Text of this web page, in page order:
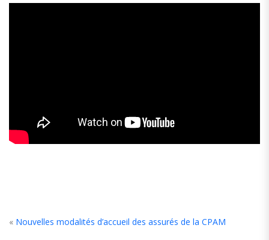
« Nouvelles modalités d’accueil des assurés de la CPAM